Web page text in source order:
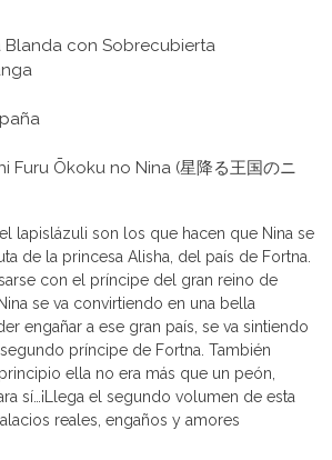
Blanda con Sobrecubierta
Furu Ōkoku no Nina (星降る王国のニ
lapislázuli son los que hacen que Nina se
de la princesa Alisha, del país de Fortna.
con el príncipe del gran reino de
se va convirtiendo en una bella
engañar a ese gran país, se va sintiendo
príncipe de Fortna. También
ella no era más que un peón,
sí…¡Llega el segundo volumen de esta
reales, engaños y amores